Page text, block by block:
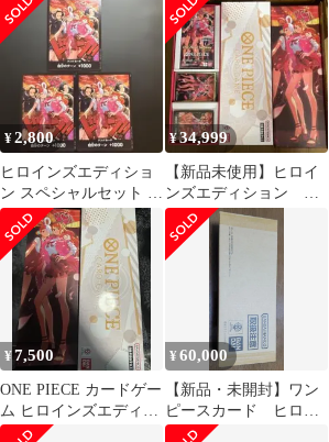
シャルセット
ピースカード
¥2,800
ヒロインズエディショ
ン スペシャルセット ド
ンカード 3枚
¥34,999
【新品未使用】ヒロイ
ンズエディション ス
ペシャルセット ワン
ピースカード
¥7,500
ONE PIECE カードゲー
ム ヒロインズエディシ
ョン サプライのみ
¥60,000
【新品・未開封】ワン
ピースカード ヒロイ
ンズエディションスペ